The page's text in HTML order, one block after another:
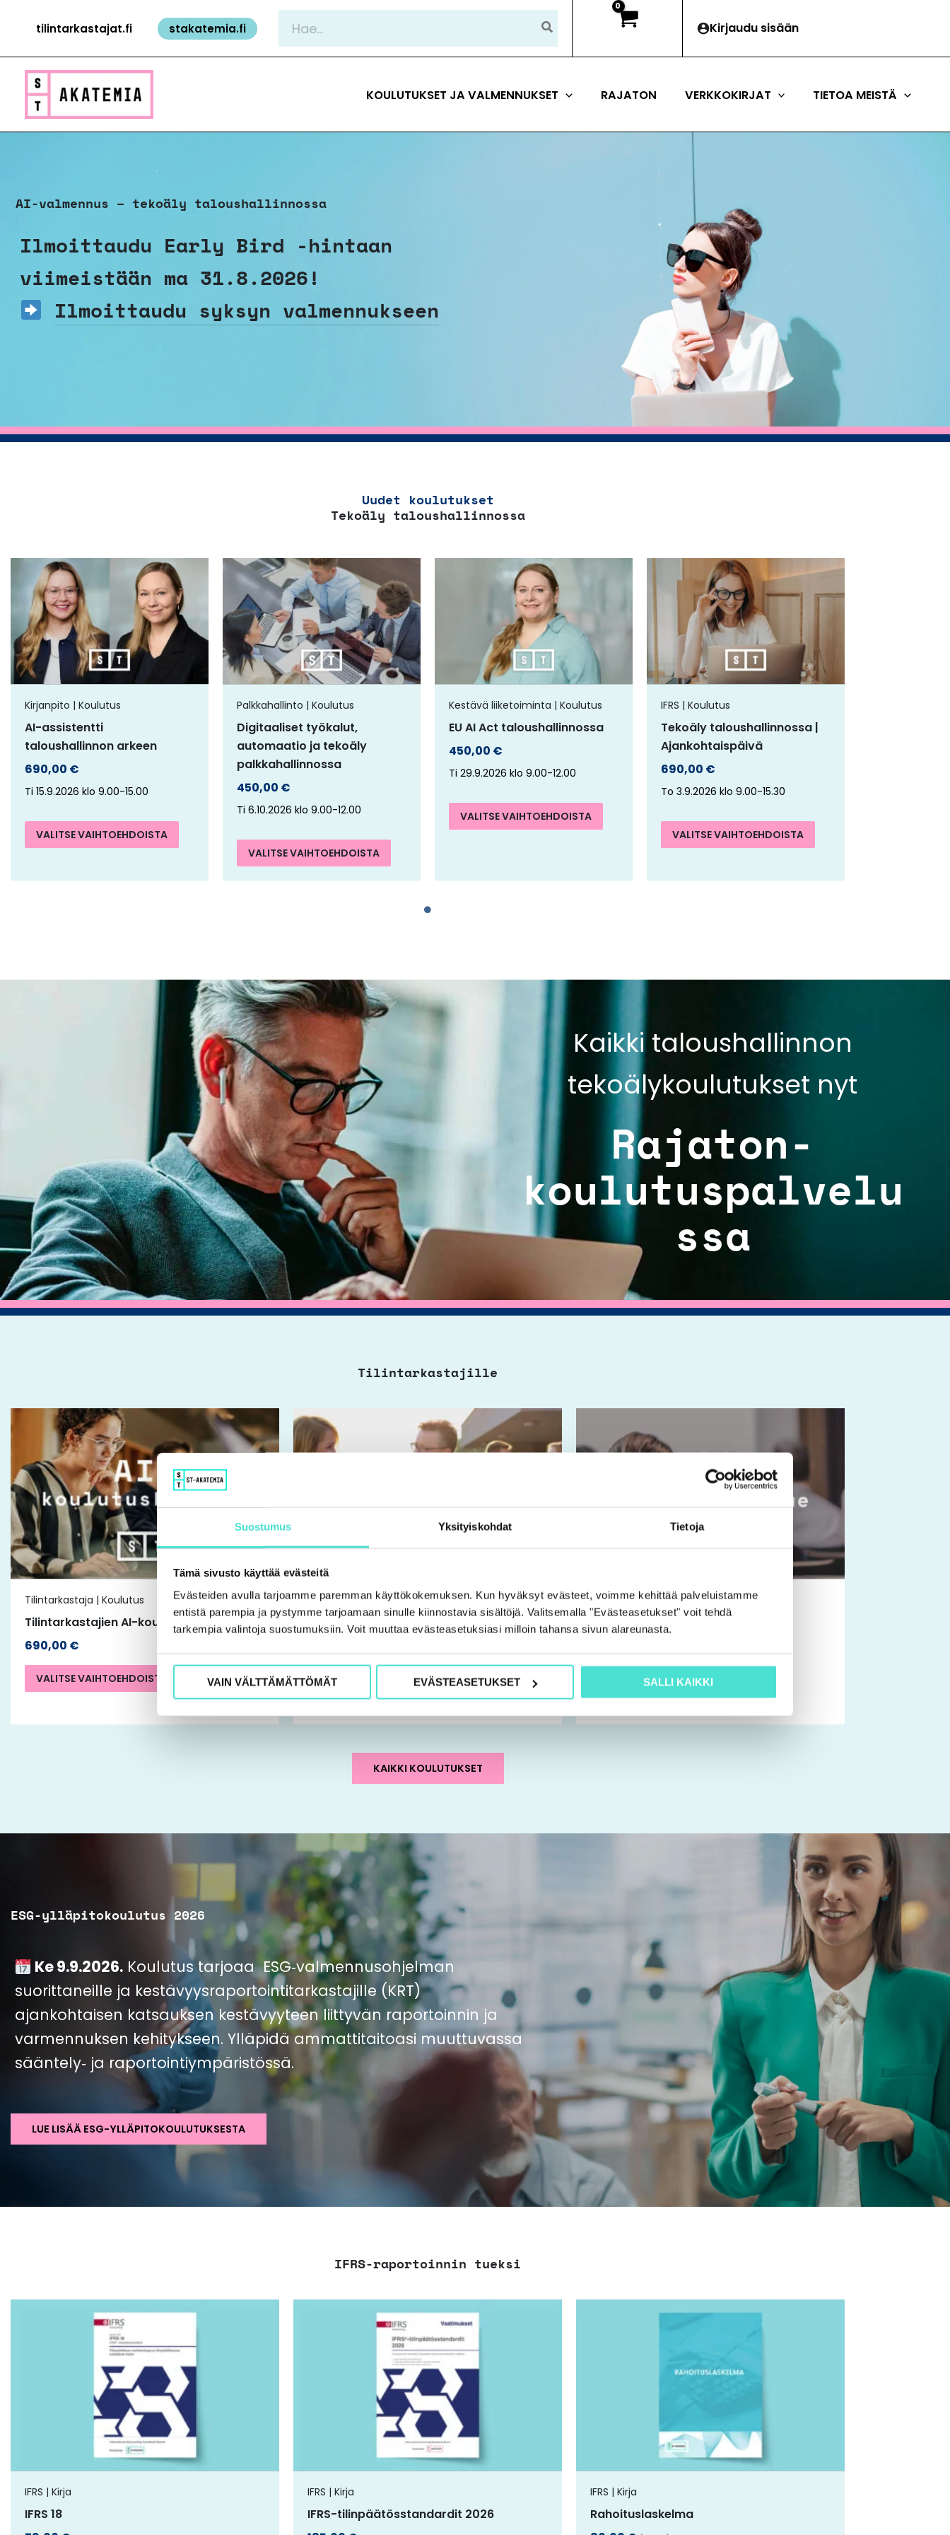
Suostumus Yksityiskohdat Tietoja
Tämä sivusto käyttää evästeitä
Evästeiden avulla tarjoamme paremman käyttökokemuksen. Kun hyväksyt evästeet, voimme kehittää palveluistamme
entistä parempia ja pystymme tarjoamaan sinulle kiinnostavia sisältöjä. Valitsemalla "Evästeasetukset" voit tehdä
tarkempia valintoja suostumuksiin. Voit muuttaa evästeasetuksiasi milloin tahansa sivun alareunasta.
VAIN VÄLTTÄMÄTTÖMÄT EVÄSTEASETUKSET SALLI KAIKKI
sisältööntilintarkastajat.fi stakatemia.fi Kirjaudu sisään
KOULUTUKSET JA VALMENNUKSET RAJATON VERKKOKIRJAT TIETOA MEISTÄ
AI-valmennus – tekoäly taloushallinnossa
Ilmoittaudu Early Bird -hintaan
viimeistään ma 31.8.2026!
Ilmoittaudu syksyn valmennukseen
Uudet koulutukset
Tekoäly taloushallinnossa
Kirjanpito | Koulutus
AI-assistentti
taloushallinnon arkeen
690,00 €
Ti 15.9.2026 klo 9.00-15.00
VALITSE VAIHTOEHDOISTA
tuotteella
on
useampi
muunnelma.
tehdä
Palkkahallinto | Koulutus
Digitaaliset työkalut,
automaatio ja tekoäly
palkkahallinnossa
450,00 €
Ti 6.10.2026 klo 9.00-12.00
VALITSE VAIHTOEHDOISTA
tuotteella
on
useampi
muunnelma.
Voit
tehdä
Kestävä liiketoiminta | Koulutus
EU AI Act taloushallinnossa
450,00 €
Ti 29.9.2026 klo 9.00-12.00
VALITSE VAIHTOEHDOISTA
useampi
muunnelma.
tehdä
tuotteen
IFRS | Koulutus
Tekoäly taloushallinnossa |
Ajankohtaispäivä
690,00 €
To 3.9.2026 klo 9.00-15.30
VALITSE VAIHTOEHDOISTA
Tällä
muunnelma.
Voit
tehdä
tuotteen
Kaikki taloushallinnon
tekoälykoulutukset nyt
Rajaton-
koulutuspalvelu
ssa
Tilintarkastajille
Tilintarkastaja | Koulutus
Tilintarkastajien AI-koulutuskiertue
690,00 €
VALITSE VAIHTOEHDOISTA
Tällä
tuotteella
on
useampi
tuotteen
sivulla.
Tilintarkastaja | Koulutus
Kesäpäivät 2026
VALITSE VAIHTOEHDOISTA
Tilintarkastaja | Koulutus
K2/2026 | Tilintarkastajien
690,00€
VALITSE VAIHTOEHDOISTA
tuotteella
on
useampi
muunnelma.
valinnat
tuotteen
sivulla.
KAIKKI KOULUTUKSET
ESG-ylläpitokoulutus 2026
Ke 9.9.2026.Koulutus tarjoaa ESG‑valmennusohjelman
suorittaneille ja kestävyysraportointitarkastajille (KRT)
ajankohtaisen katsauksen kestävyyteen liittyvän raportoinnin ja
varmennuksen kehitykseen. Ylläpidä ammattitaitoasi muuttuvassa
sääntely‑ ja raportointiympäristössä.
LUE LISÄÄ ESG-YLLÄPITOKOULUTUKSESTA
IFRS-raportoinnin tueksi
IFRS | Kirja
IFRS 18
Tällä
on
useampi
muunnelma.
Voit
tehdä
valinnat
tuotteen
IFRS | Kirja
IFRS-tilinpäätösstandardit 2026
Tällä
tuotteella
on
useampi
muunnelma.
tehdä
valinnat
tuotteen
IFRS | Kirja
Rahoituslaskelma